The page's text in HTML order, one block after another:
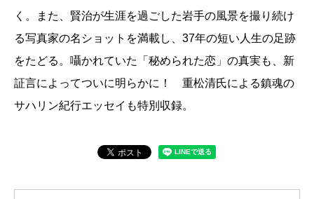
く。また、賢治が生涯を過ごした岩手の風景を撮り続け
る写真家の名ショットを満載し、37年の短い人生の足跡
をたどる。囁かれていた「秘められた恋」の真実も、新
証言によってついに明らかに！ 重松清氏による鎮魂の
サハリン紀行エッセイも特別収録。